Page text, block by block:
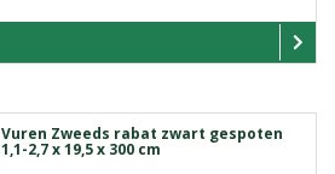
Vuren Zweeds rabat zwart gespoten
1,1-2,7 x 19,5 x 300 cm